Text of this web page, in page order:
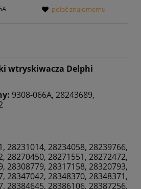
poleć znajomemu
wtryskiwacza Delphi
9308-066A, 28243689,
28231014, 28234058, 28239766,
28270450, 28271551, 28272472,
28308779, 28317158, 28320793,
28347042, 28348370, 28348371,
28384645, 28386106, 28387256,